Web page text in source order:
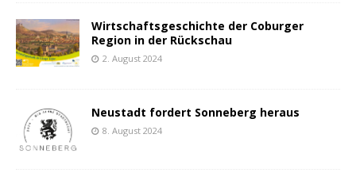
Wirtschaftsgeschichte der Coburger
Region in der Rückschau
2. August 2024
Neustadt fordert Sonneberg heraus
8. August 2024